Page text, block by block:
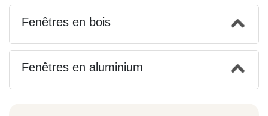
Fenêtres en bois
Fenêtres en aluminium